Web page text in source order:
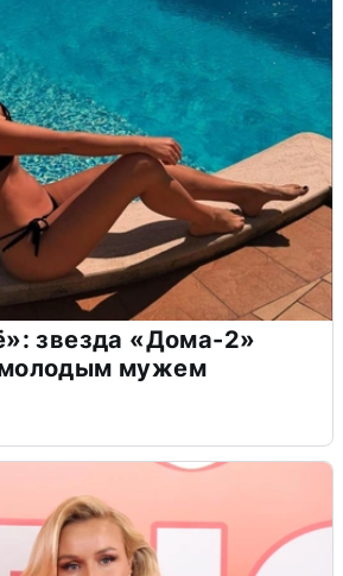
звезда «Дома-2»
молодым мужем